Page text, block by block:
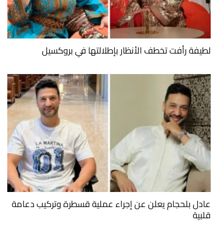
لطيفة رأفت تخطف الأنظار بإطلالتها في بروكسيل
عادل بلحجام يعلن عن إجراء عملية قسطرة وتركيب دعامة
قلبية